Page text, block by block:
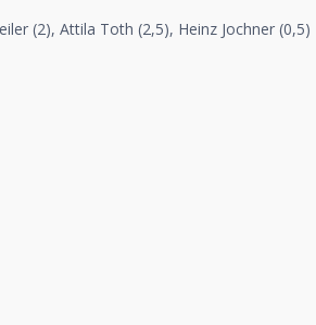
(2), Attila Toth (2,5), Heinz Jochner (0,5)